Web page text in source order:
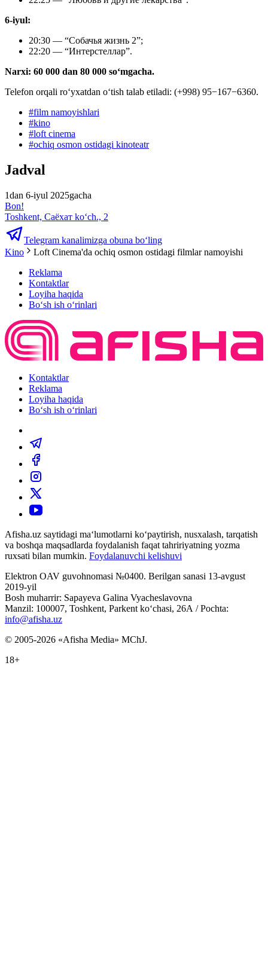
6-iyul:
20:30 — “Собачья жизнь 2”;
22:20 — “Интерстеллар”.
Narxi: 60 000 dan 80 000 soʻmgacha.
Telefon orqali roʻyxatdan oʻtish talab etiladi: (+998) 95−167−6360.
#film namoyishlari
#kino
#loft cinema
#ochiq osmon ostidagi kinoteatr
Jadval
1dan 6-iyul 2025gacha
Bon!
Toshkent, Саёхат ko‘ch., 2
Telegram kanalimizga obuna bo‘ling
Kino
Loft Cinema'da ochiq osmon ostidagi filmlar namoyishi
Reklama
Kontaktlar
Loyiha haqida
Bo‘sh ish o‘rinlari
Kontaktlar
Reklama
Loyiha haqida
Bo‘sh ish o‘rinlari
Afisha.uz saytidagi ma‘lumotlarni ko‘paytirish, nusxalash, tarqatish
va boshqa maqsadlarda foydalanish faqat tahririyatning yozma
ruxsati bilan mumkin. Foydalanuvchi kelishuvi
Elektron OAV guvohnomasi №0400. Berilgan sanasi 13-avgust
2019-yil
Bosh muharrir: Sapayeva Galina Vyacheslavovna
Manzil: 100007, Toshkent, Parkent ko‘chasi, 26А / Pochta:
info@afisha.uz
© 2005-2026 «Afisha Media» MChJ.
18+